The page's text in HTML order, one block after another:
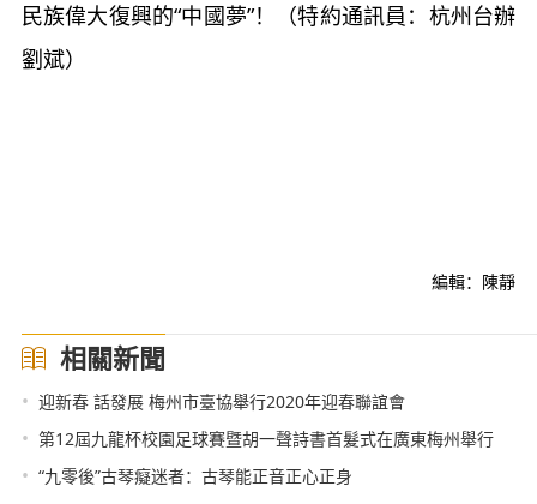
民族偉大復興的“中國夢”！（特約通訊員：杭州台辦
劉斌）
編輯：陳靜
相關新聞
• 迎新春 話發展 梅州市臺協舉行2020年迎春聯誼會
• 第12屆九龍杯校園足球賽暨胡一聲詩書首髮式在廣東梅州舉行
• “九零後”古琴癡迷者：古琴能正音正心正身